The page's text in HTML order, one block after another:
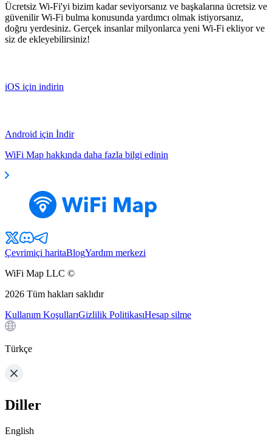
Ücretsiz Wi-Fi'yi bizim kadar seviyorsanız ve başkalarına ücretsiz ve
güvenilir Wi-Fi bulma konusunda yardımcı olmak istiyorsanız,
doğru yerdesiniz. Gerçek insanlar milyonlarca yeni Wi-Fi ekliyor ve
siz de ekleyebilirsiniz!
iOS için indirin
Android için İndir
WiFi Map hakkında daha fazla bilgi edinin
Çevrimiçi haritaBlogYardım merkezi
WiFi Map LLC ©
2026 Tüm hakları saklıdır
Kullanım KoşullarıGizlilik PolitikasıHesap silme
Türkçe
Diller
English